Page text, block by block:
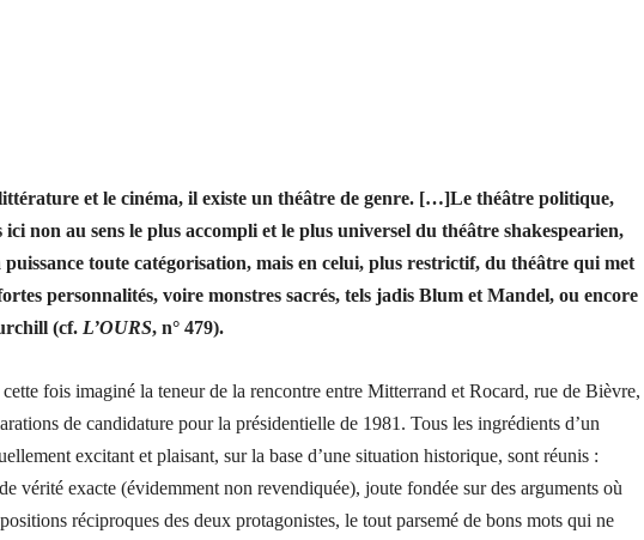
et le cinéma, il existe un théâtre de genre. […]Le théâtre politique,
ici non au sens le plus accompli et le plus universel du théâtre shakespearien,
puissance toute catégorisation, mais en celui, plus restrictif, du théâtre qui met
personnalités, voire monstres sacrés, tels jadis Blum et Mandel, ou encore
(cf. L’OURS, n° 479).
fois imaginé la teneur de la rencontre entre Mitterrand et Rocard, rue de Bièvre,
de candidature pour la présidentielle de 1981. Tous les ingrédients d’un
excitant et plaisant, sur la base d’une situation historique, sont réunis :
vérité exacte (évidemment non revendiquée), joute fondée sur des arguments où
réciproques des deux protagonistes, le tout parsemé de bons mots qui ne